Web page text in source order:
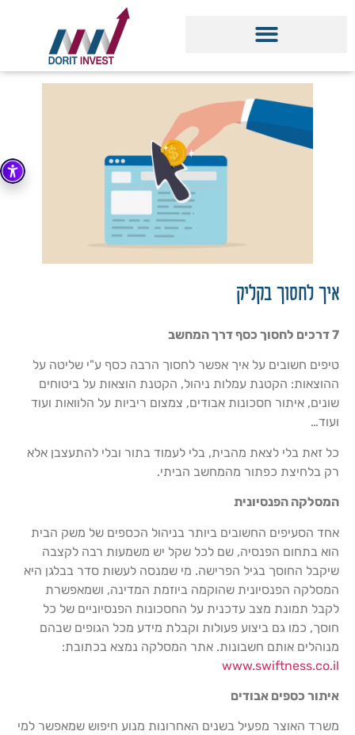
איך לחסוך בקליק
7 דרכים לחסוך כסף דרך המחשב
טיפים חשובים על איך אפשר לחסוך הרבה כסף ע"י שליטה על
ההוצאות: הקטנת עמלות ניהול, הקטנת הוצאות על ביטוחים
שונים, איתור חסכונות אבודים, צמצום ריביות על הלוואות ועוד
ועוד…
כל זאת בלי לצאת מהבית, בלי לעמוד בתור ובלי להתעצבן אלא
רק בלחיצת כפתור מהמחשב הביתי.
המסלקה הפנסיונית
אחד הסעיפים החשובים ביותר בניהול הכספים של משק הבית
הוא בתחום הפנסיה, שם לכל שקל יש משמעות רבה לקצבה
שיקבל החוסך בגיל הפרישה. מי שמנסה לעשות סדר בבלגן היא
המסלקה הפנסיונית שהוקמה ביוזמת המדינה, ושמאפשרת
לקבל תמונת מצב עדכנית על החסכונות הפנסיוניים של כל
חוסך, כמו גם ביצוע פעולות וקבלת מידע מכל הגופים שבהם
מנוהלים אותם חשבונות. אתר המסלקה נמצא בכתובת:
www.swiftness.co.il
איתור כספים אבודים
משרד האוצר מפעיל בשנים האחרונות מנוע חיפוש שמאפשר למי